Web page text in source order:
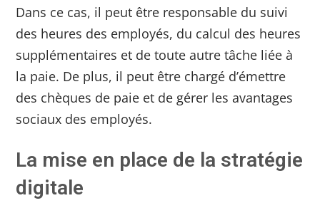
Dans ce cas, il peut être responsable du suivi
des heures des employés, du calcul des heures
supplémentaires et de toute autre tâche liée à
la paie. De plus, il peut être chargé d’émettre
des chèques de paie et de gérer les avantages
sociaux des employés.
La mise en place de la stratégie
digitale